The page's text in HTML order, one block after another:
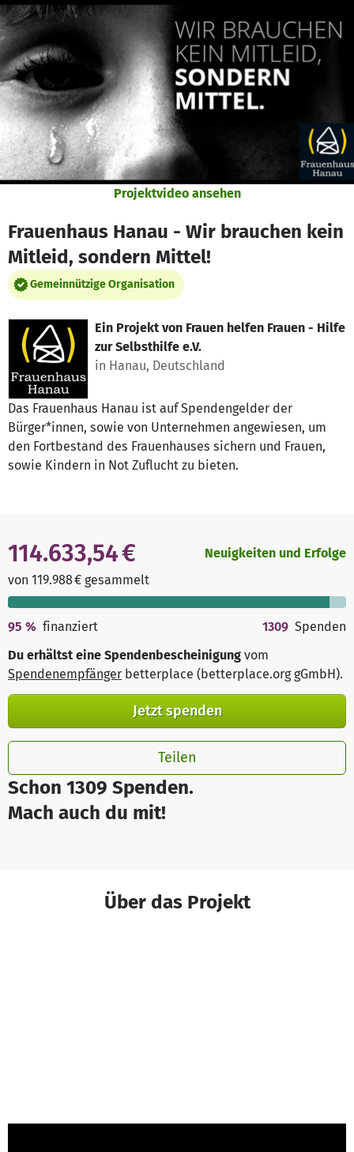
Zum Hauptinhalt springen
Erklärung zur Barrierefreiheit anzeigen
Projektvideo ansehen
Frauenhaus Hanau - Wir brauchen kein
Mitleid, sondern Mittel!
Gemeinnützige Organisation
Ein Projekt von Frauen helfen Frauen - Hilfe
zur Selbsthilfe e.V.
in Hanau, Deutschland
Das Frauenhaus Hanau ist auf Spendengelder der
Bürger*innen, sowie von Unternehmen angewiesen, um
den Fortbestand des Frauenhauses sichern und Frauen,
sowie Kindern in Not Zuflucht zu bieten.
Schon 1309 Spenden.
Mach auch du mit!
114.633,54 €
von 119.988 € gesammelt
Neuigkeiten und Erfolge
95 % finanziert 1309 Spenden
Du erhältst eine Spendenbescheinigung vom
Spendenempfänger betterplace (betterplace.org gGmbH).
Jetzt spenden
Teilen
Über das Projekt